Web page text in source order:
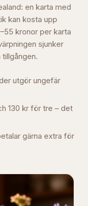
en karta med
kan kosta upp
kronor per karta
sjunker
utgör ungefär
130 kr för tre – det
gärna extra för